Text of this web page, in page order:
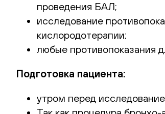
проведения БАЛ;
исследование
кислородотерапии;
любые противопоказания
Подготовка пациента:
утром перед